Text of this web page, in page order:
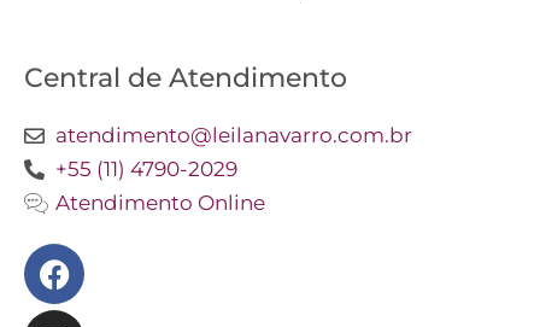
Central de Atendimento
atendimento@leilanavarro.com.br
+55 (11) 4790-2029
Atendimento Online
Facebook
Instagram
Twitter
Youtube
Linkedin
Slideshare